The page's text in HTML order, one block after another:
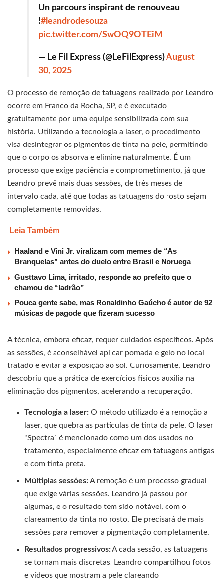
Un parcours inspirant de renouveau
!#leandrodesouza
pic.twitter.com/SwOQ9OTEiM
— Le Fil Express (@LeFilExpress)August
30, 2025
O processo de remoção de tatuagens realizado por Leandro
ocorre em Franco da Rocha, SP, e é executado
gratuitamente por uma equipe sensibilizada com sua
história. Utilizando a tecnologia a laser, o procedimento
visa desintegrar os pigmentos de tinta na pele, permitindo
que o corpo os absorva e elimine naturalmente. É um
processo que exige paciência e comprometimento, já que
Leandro prevê mais duas sessões, de três meses de
intervalo cada, até que todas as tatuagens do rosto sejam
completamente removidas.
Leia Também
Haaland e Vini Jr. viralizam com memes de “As
Branquelas” antes do duelo entre Brasil e Noruega
Gusttavo Lima, irritado, responde ao prefeito que o
chamou de “ladrão”
Pouca gente sabe, mas Ronaldinho Gaúcho é autor de 92
músicas de pagode que fizeram sucesso
A técnica, embora eficaz, requer cuidados específicos. Após
as sessões, é aconselhável aplicar pomada e gelo no local
tratado e evitar a exposição ao sol. Curiosamente, Leandro
descobriu que a prática de exercícios físicos auxilia na
eliminação dos pigmentos, acelerando a recuperação.
Tecnologia a laser: O método utilizado é a remoção a
laser, que quebra as partículas de tinta da pele. O laser
“Spectra” é mencionado como um dos usados no
tratamento, especialmente eficaz em tatuagens antigas
e com tinta preta.
Múltiplas sessões:A remoção é um processo gradual
que exige várias sessões. Leandro já passou por
algumas, e o resultado tem sido notável, com o
clareamento da tinta no rosto. Ele precisará de mais
sessões para remover a pigmentação completamente.
Resultados progressivos:A cada sessão, as tatuagens
se tornam mais discretas. Leandro compartilhou fotos
e vídeos que mostram a pele clareando